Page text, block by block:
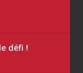
défi !